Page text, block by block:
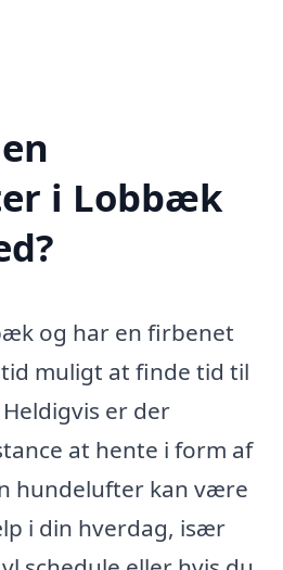
i Lobbæk
og har en firbenet
muligt at finde tid til
er der
at hente i form af
hundelufter kan være
i din hverdag, især